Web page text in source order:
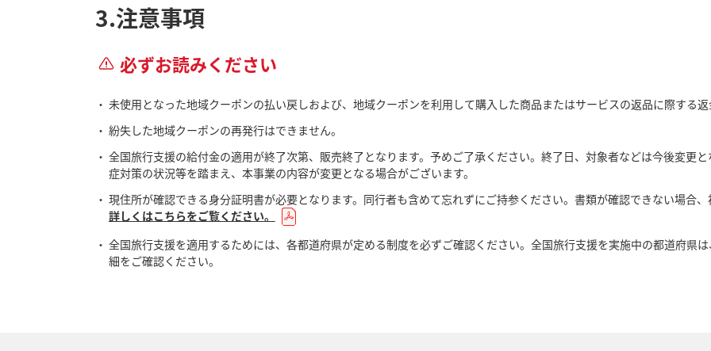
3.注意事項
必ずお読みください
未使用となった地域クーポンの払い戻しおよび、地域クーポンを利用して購入した商品またはサービスの返品に際する
紛失した地域クーポンの再発行はできません。
全国旅行支援の給付金の適用が終了次第、販売終了となります。予めご了承ください。終了日、対象者などは今後変更
症対策の状況等を踏まえ、本事業の内容が変更となる場合がございます。
現住所が確認できる身分証明書が必要となります。同行者も含めて忘れずにご持参ください。書類が確認できない場合
詳しくはこちらをご覧ください。
全国旅行支援を適用するためには、各都道府県が定める制度を必ずご確認ください。全国旅行支援を実施中の都道府県
細をご確認ください。